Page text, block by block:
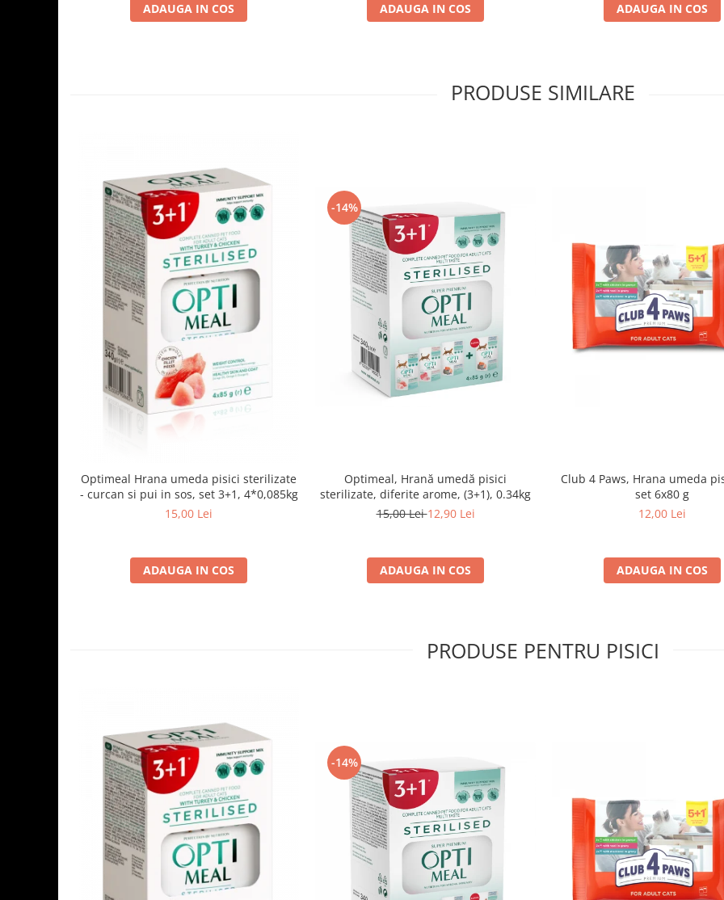
ADAUGA IN COS ADAUGA IN COS ADAUGA IN COS
PRODUSE SIMILARE
Optimeal Hrana umeda pisici sterilizate
- curcan si pui in sos, set 3+1, 4*0,085kg
15,00 Lei
ADAUGA IN COS
-14%
Optimeal, Hrană umedă pisici
sterilizate, diferite arome, (3+1), 0.34kg
15,00 Lei12,90 Lei
ADAUGA IN COS
Club 4 Paws, Hrana umeda
set 6x80 g
12,00 Lei
ADAUGA IN COS
PRODUSE PENTRU PISICI
-14%